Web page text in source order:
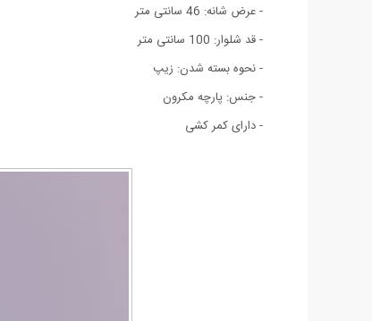
- عرض شانه: 46 سانتی متر
- قد شلوار: 100 سانتی متر
- نحوه بسته شدن: زیپ
- جنس: پارچه مکرون
- دارای کمر کشی